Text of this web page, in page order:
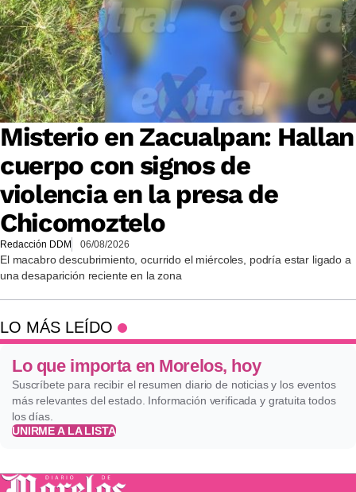
Misterio en Zacualpan: Hallan
cuerpo con signos de
violencia en la presa de
Chicomoztelo
Redacción DDM 06/08/2026
El macabro descubrimiento, ocurrido el miércoles, podría estar ligado a
una desaparición reciente en la zona
LO MÁS LEÍDO
Lo que importa en Morelos, hoy
Suscríbete para recibir el resumen diario de noticias y los eventos
más relevantes del estado. Información verificada y gratuita todos
los días.
UNIRME A LA LISTA